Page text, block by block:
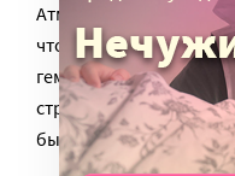
Атмосфера там
что так в
гематологических
стране настолько
было бы стать